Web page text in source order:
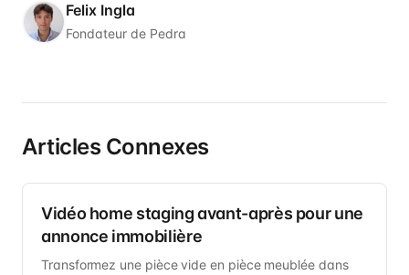
Felix Ingla
Fondateur de Pedra
Articles Connexes
Vidéo home staging avant-après pour une
annonce immobilière
Transformez une pièce vide en pièce meublée dans